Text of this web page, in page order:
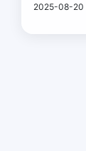
2025-08-20